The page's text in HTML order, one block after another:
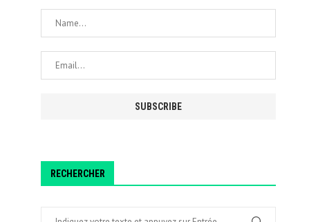
RECHERCHER